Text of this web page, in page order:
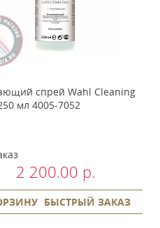
спрей Wahl Cleaning
мл 4005-7052
2 200.00 р.
БЫСТРЫЙ ЗАКАЗ